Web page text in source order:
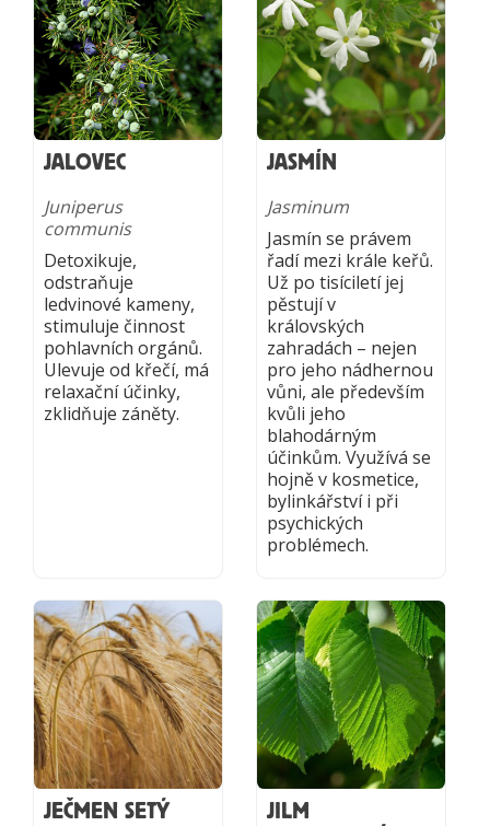
JALOVEC
Juniperus
communis
Detoxikuje,
odstraňuje
ledvinové kameny,
stimuluje činnost
pohlavních orgánů.
Ulevuje od křečí, má
relaxační účinky,
zklidňuje záněty.
JASMÍN
Jasminum
Jasmín se právem
řadí mezi krále keřů.
Už po tisíciletí jej
pěstují v
královských
zahradách – nejen
pro jeho nádhernou
vůni, ale především
kvůli jeho
blahodárným
účinkům. Využívá se
hojně v kosmetice,
bylinkářství i při
psychických
problémech.
JEČMEN SETÝ
JILM